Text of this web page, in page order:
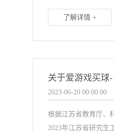
了解详情 +
2023-06-20 00:00:00
根据江苏省教育厅、
2023年江苏省研究生